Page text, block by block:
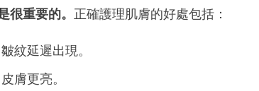
很重要的。 正確護理肌膚的好處包括：
皺紋延遲出現。
皮膚更亮。